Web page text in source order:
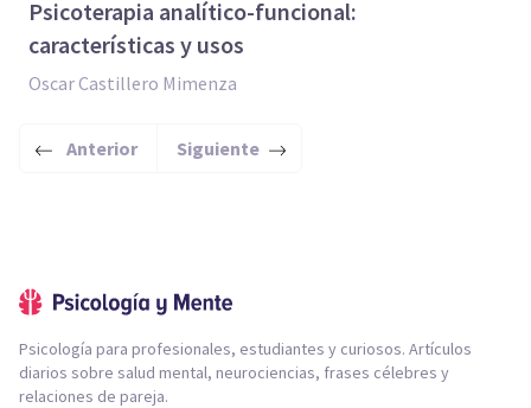
​Psicoterapia analítico-funcional:
características y usos
Oscar Castillero Mimenza
Anterior Siguiente
Psicología para profesionales, estudiantes y curiosos. Artículos
diarios sobre salud mental, neurociencias, frases célebres y
relaciones de pareja.